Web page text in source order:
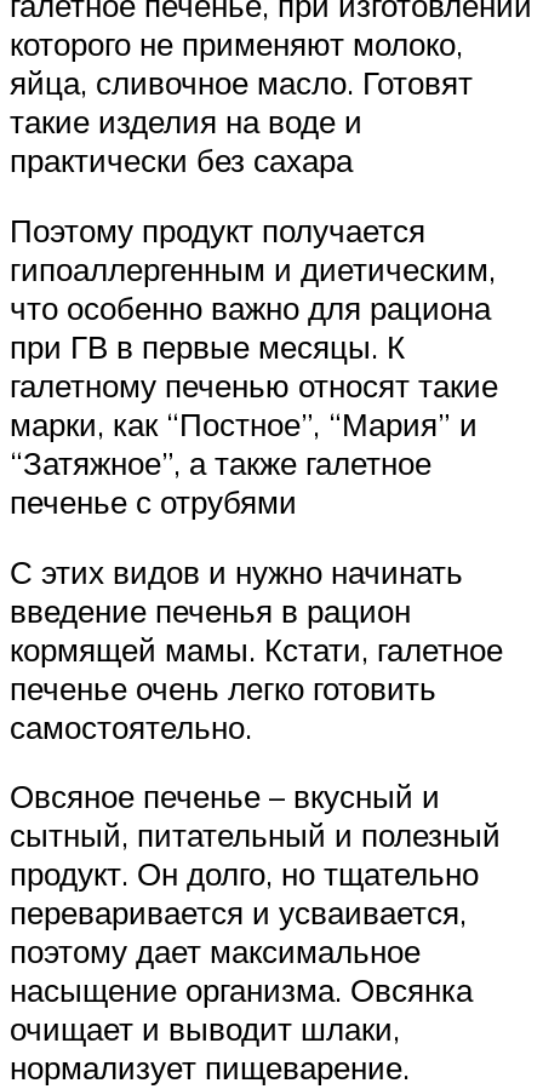
которого не применяют молоко,
яйца, сливочное масло. Готовят
такие изделия на воде и
практически без сахара
Поэтому продукт получается
гипоаллергенным и диетическим,
что особенно важно для рациона
при ГВ в первые месяцы. К
галетному печенью относят такие
марки, как “Постное”, “Мария” и
“Затяжное”, а также галетное
печенье с отрубями
С этих видов и нужно начинать
введение печенья в рацион
кормящей мамы. Кстати, галетное
печенье очень легко готовить
самостоятельно.
Овсяное печенье – вкусный и
сытный, питательный и полезный
продукт. Он долго, но тщательно
переваривается и усваивается,
поэтому дает максимальное
насыщение организма. Овсянка
очищает и выводит шлаки,
нормализует пищеварение.